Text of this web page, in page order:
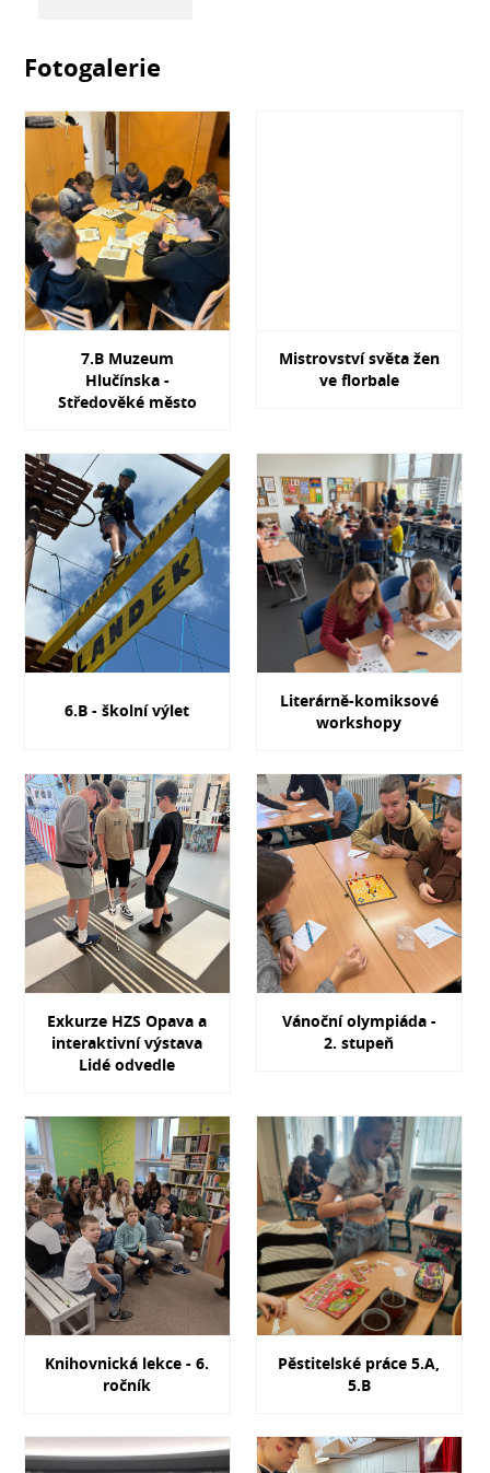
Fotogalerie
7.B Muzeum
Hlučínska -
Středověké město
Mistrovství světa žen
ve florbale
6.B - školní výlet
Literárně-komiksové
workshopy
Exkurze HZS Opava a
interaktivní výstava
Lidé odvedle
Vánoční olympiáda -
2. stupeň
Knihovnická lekce - 6.
ročník
Pěstitelské práce 5.A,
5.B